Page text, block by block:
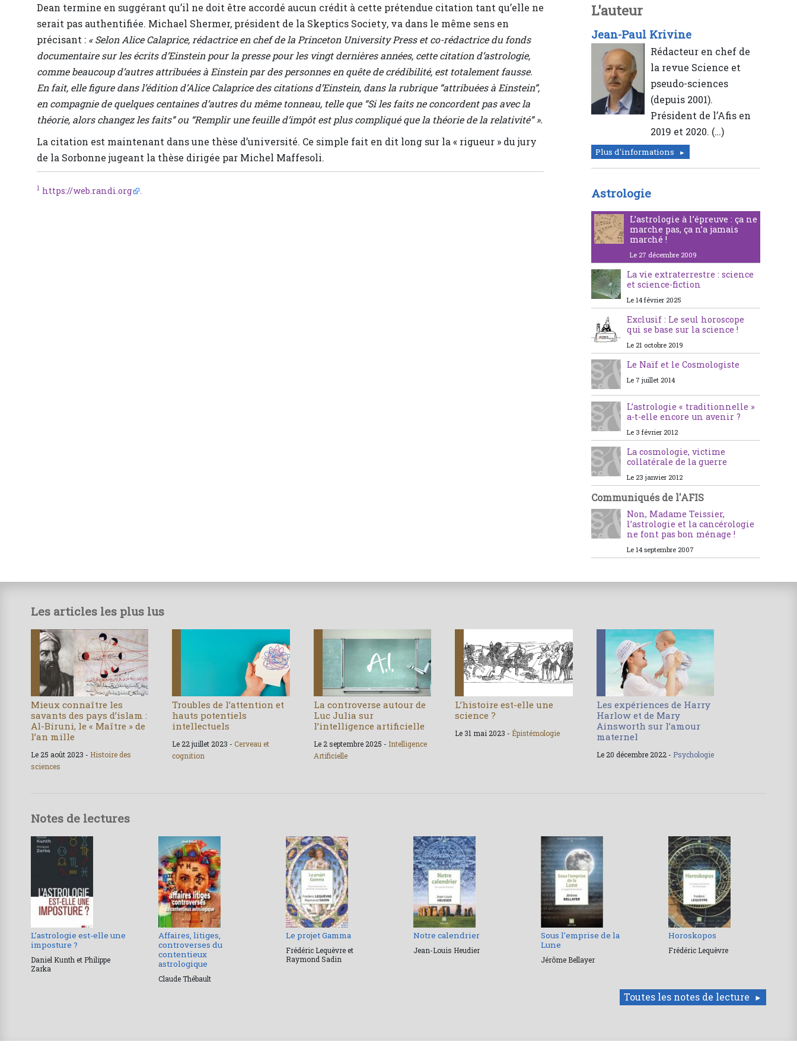
Dean termine en suggérant qu’il ne doit être accordé aucun crédit à cette prétendue citation tant qu’elle ne
serait pas authentifiée. Michael Shermer, président de la Skeptics Society, va dans le même sens en
précisant : « Selon Alice Calaprice, rédactrice en chef de la Princeton University Press et co-rédactrice du fonds
documentaire sur les écrits d’Einstein pour la presse pour les vingt dernières années, cette citation d’astrologie,
comme beaucoup d’autres attribuées à Einstein par des personnes en quête de crédibilité, est totalement fausse.
En fait, elle figure dans l’édition d’Alice Calaprice des citations d’Einstein, dans la rubrique “attribuées à Einstein”,
en compagnie de quelques centaines d’autres du même tonneau, telle que “Si les faits ne concordent pas avec la
théorie, alors changez les faits” ou “Remplir une feuille d’impôt est plus compliqué que la théorie de la relativité” ».
La citation est maintenant dans une thèse d’université. Ce simple fait en dit long sur la « rigueur » du jury
de la Sorbonne jugeant la thèse dirigée par Michel Maffesoli.
1 https://web.randi.org
L'auteur
Jean-Paul Krivine
Rédacteur en chef de
la revue Science et
pseudo-sciences
(depuis 2001).
Président de l’Afis en
2019 et 2020. (…)
Plus d'informations
Astrologie
L’astrologie à l’épreuve : ça ne
marche pas, ça n’a jamais
marché !
Le 27 décembre 2009
La vie extraterrestre : science
et science-fiction
Le 14 février 2025
Exclusif : Le seul horoscope
qui se base sur la science !
Le 21 octobre 2019
Le Naïf et le Cosmologiste
Le 7 juillet 2014
L’astrologie « traditionnelle »
a-t-elle encore un avenir ?
Le 3 février 2012
La cosmologie, victime
collatérale de la guerre
Le 23 janvier 2012
Communiqués de l'AFIS
Non, Madame Teissier,
l’astrologie et la cancérologie
ne font pas bon ménage !
Le 14 septembre 2007
Les articles les plus lus
Mieux connaître les
savants des pays d’islam :
Al-Biruni, le « Maître » de
l’an mille
Le 25 août 2023 - Histoire des
sciences
Troubles de l’attention et
hauts potentiels
intellectuels
Le 22 juillet 2023 -Cerveau et
cognition
La controverse autour de
Luc Julia sur
l’intelligence artificielle
Le 2 septembre 2025 - Intelligence
Artificielle
L’histoire est-elle une
science ?
Le 31 mai 2023 - Épistémologie
Les expériences de Harry
Harlow et de Mary
Ainsworth sur l’amour
maternel
Le 20 décembre 2022 - Psychologie
Notes de lectures
L’astrologie est-elle une
imposture ?
Daniel Kunth et Philippe
Zarka
Affaires, litiges,
controverses du
contentieux
astrologique
Claude Thébault
Le projet Gamma
Frédéric Lequèvre et
Raymond Sadin
Notre calendrier
Jean-Louis Heudier
Sous l’emprise de la
Lune
Jérôme Bellayer
Horoskopos
Frédéric Lequèvre
Toutes les notes de lecture